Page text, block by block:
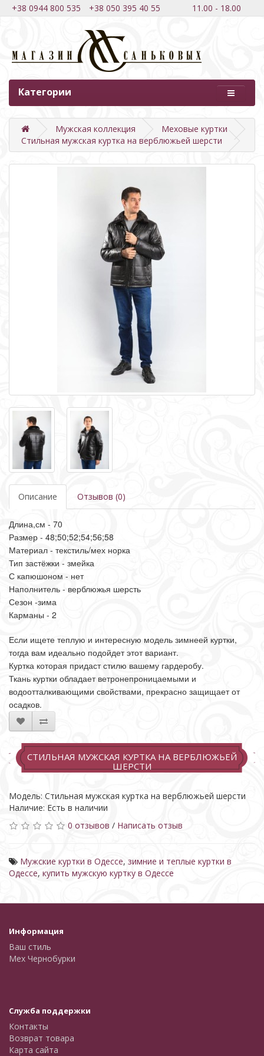
+38 0944 800 535 +38 050 395 40 55 11.00 - 18.00
Категории
Мужская коллекция
Меховые куртки
Стильная мужская куртка на верблюжьей шерсти
Описание Отзывов (0)
Длина,см - 70
Размер - 48;50;52;54;56;58
Материал - текстиль/мех норка
Тип застёжки - змейка
С капюшоном - нет
Наполнитель - верблюжья шерсть
Сезон -зима
Карманы - 2
Если ищете теплую и интересную модель зимнеей куртки,
тогда вам идеально подойдет этот вариант.
Куртка которая придаст стилю вашему гардеробу.
Ткань куртки обладает ветронепроницаемыми и
водоотталкивающими свойствами, прекрасно защищает от
осадков.
СТИЛЬНАЯ МУЖСКАЯ КУРТКА НА ВЕРБЛЮЖЬЕЙ
ШЕРСТИ
Модель: Стильная мужская куртка на верблюжьей шерсти
Наличие: Есть в наличии
0 отзывов / Написать отзыв
Мужские куртки в Одессе, зимние и теплые куртки в
Одессе, купить мужскую куртку в Одессе
Информация
Ваш стиль
Мех Чернобурки
Служба поддержки
Контакты
Возврат товара
Карта сайта